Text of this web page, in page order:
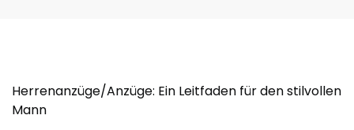
Herrenanzüge/Anzüge: Ein Leitfaden für den stilvollen
Mann